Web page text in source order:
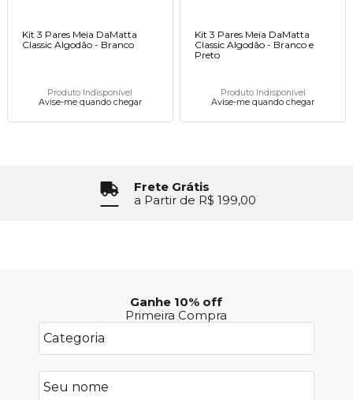
Kit 3 Pares Meia DaMatta
Classic Algodão - Branco
Produto Indisponível
Avise-me quando chegar
Kit 3 Pares Meia DaMatta
Classic Algodão - Branco e
Preto
Produto Indisponível
Avise-me quando chegar
Frete Grátis
a Partir de R$ 199,00
Ganhe 10% off
Primeira Compra